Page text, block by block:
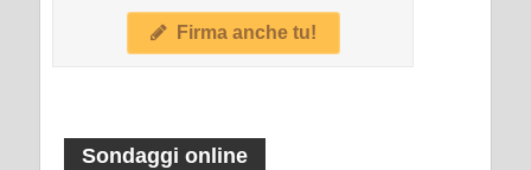
Firma anche tu!
Sondaggi online